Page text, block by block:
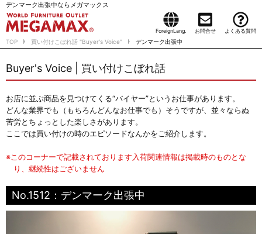
デンマーク出張中ならメガマックス
ForeignLang. お問合せ よくある質問
TOP 買い付けこぼれ話 "Buyer's Voice" デンマーク出張中
Buyer's Voice | 買い付けこぼれ話
お店に並ぶ商品を見つけてくる“バイヤー”というお仕事があります。
どんな業界でも（もちろんどんなお仕事でも）そうですが、並々ならぬ
苦労とちょっとした楽しさがあります。
ここでは買い付けの時のエピソードなんかをご紹介します。
※このコーナーで記載されております入荷関連情報は掲載時のものとな
り、継続性はございません
No.1512：デンマーク出張中